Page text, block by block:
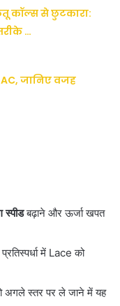
कॉल्स से छुटकारा:
…
जानिए वजह
स्पीडबढ़ाने और ऊर्जा खपत
में Lace को
अगले स्तर पर ले जाने में यह